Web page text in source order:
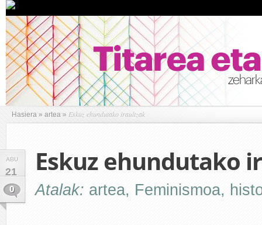
Hasiera » artea » Eskuz ehundutako iraultzak
ABU
21
0
Eskuz ehundutako
Atalak: artea, Feminismoa,